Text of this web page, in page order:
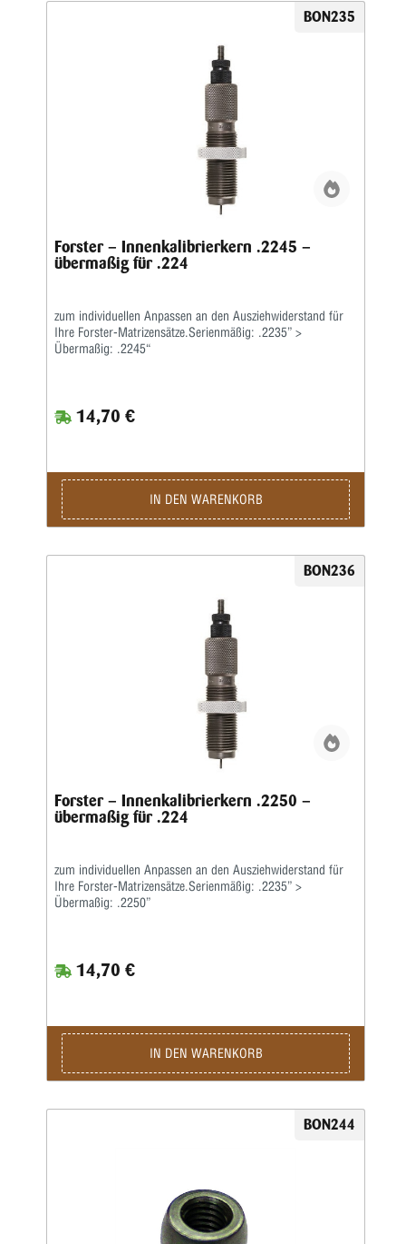
BON235
Forster – Innenkalibrierkern .2245 –
übermaßig für .224
zum individuellen Anpassen an den Ausziehwiderstand für
Ihre Forster-Matrizensätze.Serienmäßig: .2235” >
Übermaßig: .2245“
14,70 €
IN DEN WARENKORB
BON236
Forster – Innenkalibrierkern .2250 –
übermaßig für .224
zum individuellen Anpassen an den Ausziehwiderstand für
Ihre Forster-Matrizensätze.Serienmäßig: .2235” >
Übermaßig: .2250”
14,70 €
IN DEN WARENKORB
BON244